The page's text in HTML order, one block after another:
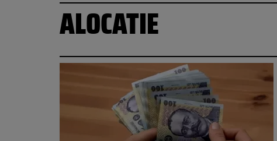
ALOCATIE